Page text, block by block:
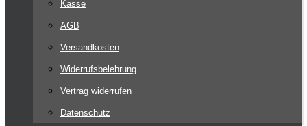
Kasse
AGB
Versandkosten
Widerrufsbelehrung
Vertrag widerrufen
Datenschutz